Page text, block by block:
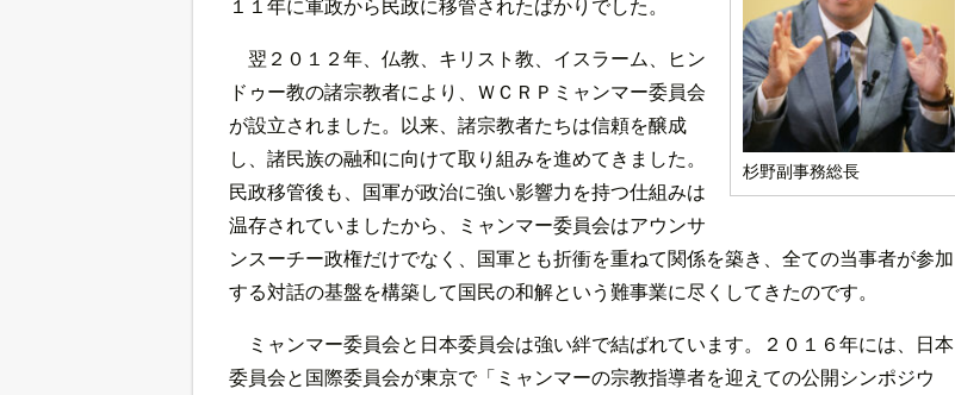
杉野副事務総長
１１年に軍政から民政に移管されたばかりでした。
翌２０１２年、仏教、キリスト教、イスラーム、ヒン
ドゥー教の諸宗教者により、ＷＣＲＰミャンマー委員会
が設立されました。以来、諸宗教者たちは信頼を醸成
し、諸民族の融和に向けて取り組みを進めてきました。
民政移管後も、国軍が政治に強い影響力を持つ仕組みは
温存されていましたから、ミャンマー委員会はアウンサ
ンスーチー政権だけでなく、国軍とも折衝を重ねて関係を築き、全ての当事者が参加
する対話の基盤を構築して国民の和解という難事業に尽くしてきたのです。
ミャンマー委員会と日本委員会は強い絆で結ばれています。２０１６年には、日本
委員会と国際委員会が東京で「ミャンマーの宗教指導者を迎えての公開シンポジウ